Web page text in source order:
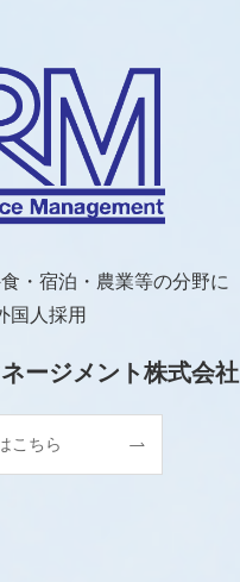
・宿泊・農業等の分野に
国人採用
ージメント株式会社
こちら